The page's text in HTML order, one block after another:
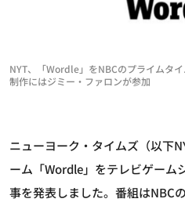
NYT、「Wordle」をNBCのプライムタ
制作にはジミー・ファロンが参加
ニューヨーク・タイムズ（以下
ーム「Wordle」をテレビゲーム
事を発表しました。番組はNBC